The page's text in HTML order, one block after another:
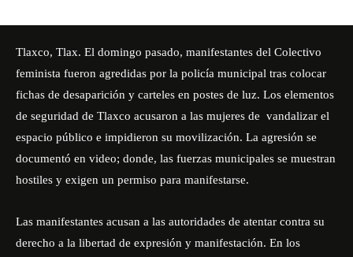
Tlaxco, Tlax. El domingo pasado, manifestantes del Colectivo
feminista fueron agredidas por la policía municipal tras colocar
fichas de desaparición y carteles en postes de luz. Los elementos
de seguridad de Tlaxco acusaron a las mujeres de vandalizar el
espacio público e impidieron su movilización. La agresión se
documentó en video; donde, las fuerzas municipales se muestran
hostiles y exigen un permiso para manifestarse.
Las manifestantes acusan a las autoridades de atentar contra su
derecho a la libertad de expresión y manifestación. En los